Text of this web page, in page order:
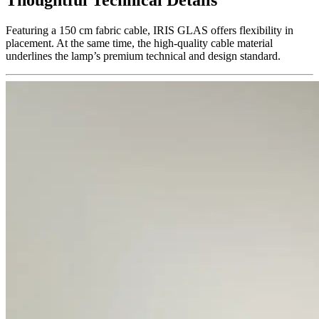
Featuring a 150 cm fabric cable, IRIS GLAS offers flexibility in
placement. At the same time, the high-quality cable material
underlines the lamp’s premium technical and design standard.